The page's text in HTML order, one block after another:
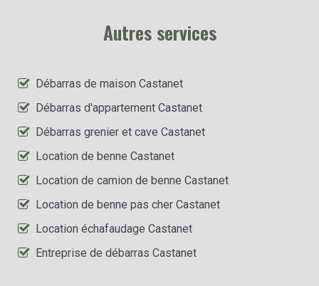
Autres services
Débarras de maison Castanet
Débarras d'appartement Castanet
Débarras grenier et cave Castanet
Location de benne Castanet
Location de camion de benne Castanet
Location de benne pas cher Castanet
Location échafaudage Castanet
Entreprise de débarras Castanet